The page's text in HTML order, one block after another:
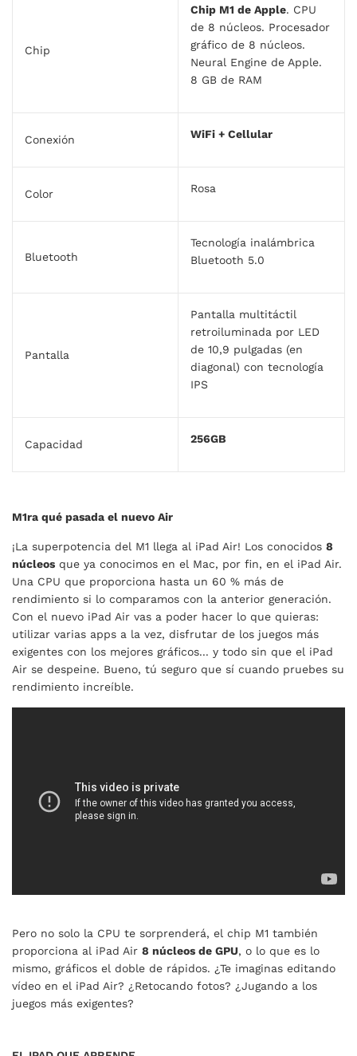
Chip
Chip M1 de Apple. CPU
de 8 núcleos. Procesador
gráfico de 8 núcleos.
Neural Engine de Apple.
8 GB de RAM
Conexión WiFi + Cellular
Color Rosa
Bluetooth
Tecnología inalámbrica
Bluetooth 5.0
Pantalla
Pantalla multitáctil
retroiluminada por LED
de 10,9 pulgadas (en
diagonal) con tecnología
IPS
Capacidad 256GB
M1ra qué pasada el nuevo Air
¡La superpotencia del M1 llega al iPad Air! Los conocidos 8
núcleos que ya conocimos en el Mac, por fin, en el iPad Air.
Una CPU que proporciona hasta un 60 % más de
rendimiento si lo comparamos con la anterior generación.
Con el nuevo iPad Air vas a poder hacer lo que quieras:
utilizar varias apps a la vez, disfrutar de los juegos más
exigentes con los mejores gráficos... y todo sin que el iPad
Air se despeine. Bueno, tú seguro que sí cuando pruebes su
rendimiento increíble.
Pero no solo la CPU te sorprenderá, el chip M1 también
proporciona al iPad Air 8 núcleos de GPU, o lo que es lo
mismo, gráficos el doble de rápidos. ¿Te imaginas editando
vídeo en el iPad Air? ¿Retocando fotos? ¿Jugando a los
juegos más exigentes?